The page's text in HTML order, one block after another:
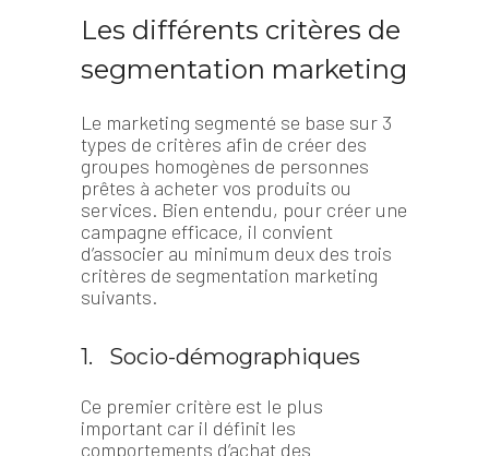
Les différents critères de
segmentation marketing
Le marketing segmenté se base sur 3
types de critères afin de créer des
groupes homogènes de personnes
prêtes à acheter vos produits ou
services. Bien entendu, pour créer une
campagne efficace, il convient
d’associer au minimum deux des trois
critères de segmentation marketing
suivants.
1. Socio-démographiques
Ce premier critère est le plus
important car il définit les
comportements d’achat des